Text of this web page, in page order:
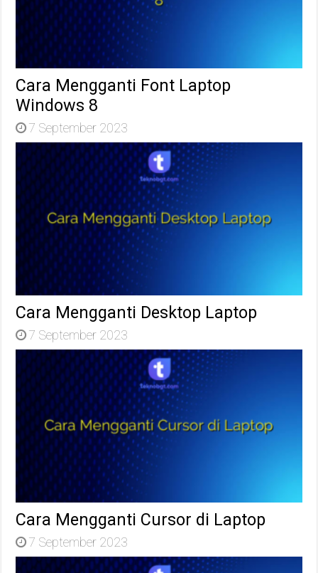
Cara Mengganti Font Laptop
Windows 8
7 September 2023
Cara Mengganti Desktop Laptop
7 September 2023
Cara Mengganti Cursor di Laptop
7 September 2023